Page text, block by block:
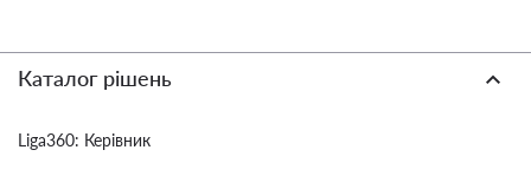
Каталог рішень
Liga360: Керівник